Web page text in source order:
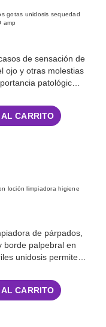
gotas unidosis sequedad
amp
de sensación de
ojo y otras molestias
patológic…
CARRITO
loción limpiadora higiene
de párpados,
borde palpebral en
unidosis permite…
CARRITO